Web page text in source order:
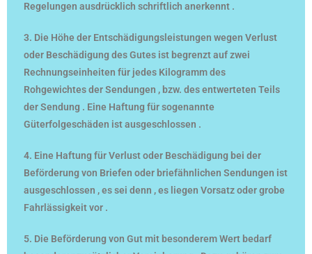
Regelungen ausdrücklich schriftlich anerkennt .
3. Die Höhe der Entschädigungsleistungen wegen Verlust
oder Beschädigung des Gutes ist begrenzt auf zwei
Rechnungseinheiten für jedes Kilogramm des
Rohgewichtes der Sendungen , bzw. des entwerteten Teils
der Sendung . Eine Haftung für sogenannte
Güterfolgeschäden ist ausgeschlossen .
4. Eine Haftung für Verlust oder Beschädigung bei der
Beförderung von Briefen oder briefähnlichen Sendungen ist
ausgeschlossen , es sei denn , es liegen Vorsatz oder grobe
Fahrlässigkeit vor .
5. Die Beförderung von Gut mit besonderem Wert bedarf